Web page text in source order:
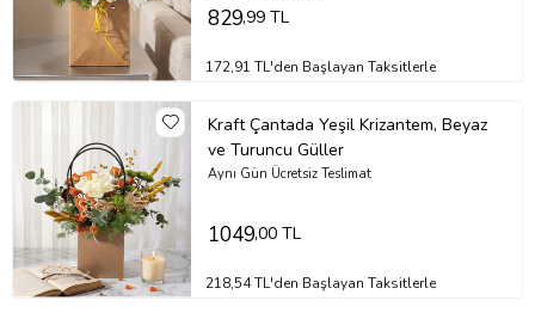
829,99 TL
172,91 TL'den Başlayan Taksitlerle
Kraft Çantada Yeşil Krizantem, Beyaz
ve Turuncu Güller
Aynı Gün Ücretsiz Teslimat
1049,00 TL
218,54 TL'den Başlayan Taksitlerle